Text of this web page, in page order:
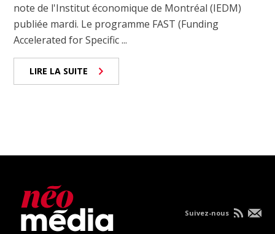
note de l'Institut économique de Montréal (IEDM)
publiée mardi. Le programme FAST (Funding
Accelerated for Specific ...
LIRE LA SUITE
Suivez-nous